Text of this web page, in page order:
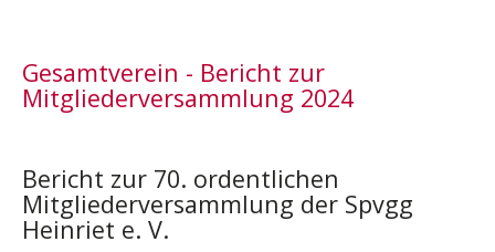
Gesamtverein - Bericht zur
Mitgliederversammlung 2024
Bericht zur 70. ordentlichen
Mitgliederversammlung der Spvgg
Heinriet e. V.